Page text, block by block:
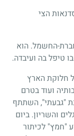
הצי
החשמל. הוא
טיפל בה ועיבדה.
חלוקת הארץ
ועוד בטרם
"גבעתי", השתתף
והשריון. ביום
"חמץ" לכיתור